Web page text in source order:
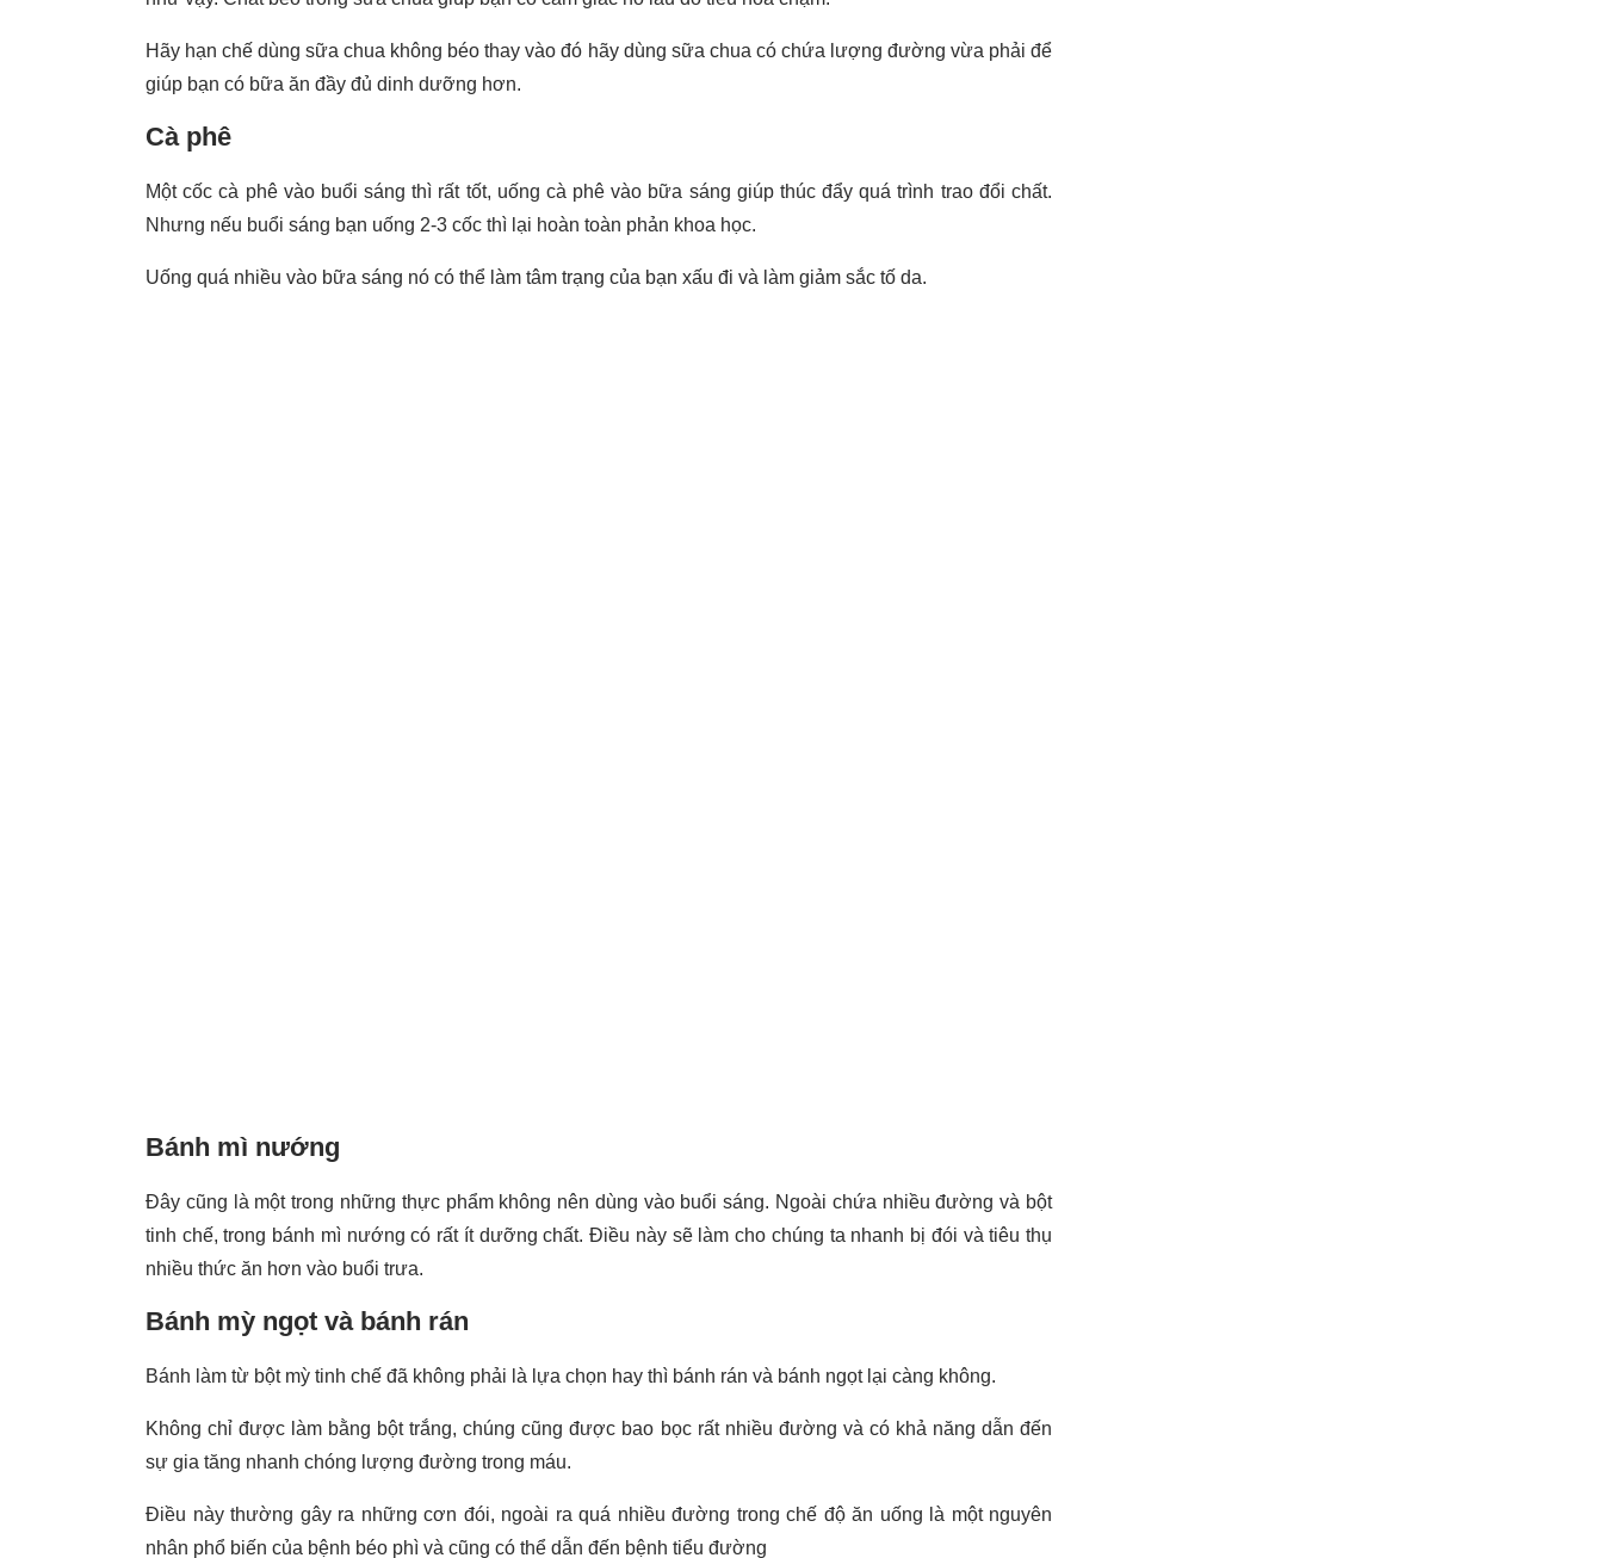
Hãy hạn chế dùng sữa chua không béo thay vào đó hãy dùng sữa chua có chứa lượng đường vừa phải để
giúp bạn có bữa ăn đầy đủ dinh dưỡng hơn.
Cà phê
Một cốc cà phê vào buổi sáng thì rất tốt, uống cà phê vào bữa sáng giúp thúc đẩy quá trình trao đổi chất.
Nhưng nếu buổi sáng bạn uống 2-3 cốc thì lại hoàn toàn phản khoa học.
Uống quá nhiều vào bữa sáng nó có thể làm tâm trạng của bạn xấu đi và làm giảm sắc tố da.
Bánh mì nướng
Đây cũng là một trong những thực phẩm không nên dùng vào buổi sáng. Ngoài chứa nhiều đường và bột
tinh chế, trong bánh mì nướng có rất ít dưỡng chất. Điều này sẽ làm cho chúng ta nhanh bị đói và tiêu thụ
nhiều thức ăn hơn vào buổi trưa.
Bánh mỳ ngọt và bánh rán
Bánh làm từ bột mỳ tinh chế đã không phải là lựa chọn hay thì bánh rán và bánh ngọt lại càng không.
Không chỉ được làm bằng bột trắng, chúng cũng được bao bọc rất nhiều đường và có khả năng dẫn đến
sự gia tăng nhanh chóng lượng đường trong máu.
Điều này thường gây ra những cơn đói, ngoài ra quá nhiều đường trong chế độ ăn uống là một nguyên
nhân phổ biến của bệnh béo phì và cũng có thể dẫn đến bệnh tiểu đường